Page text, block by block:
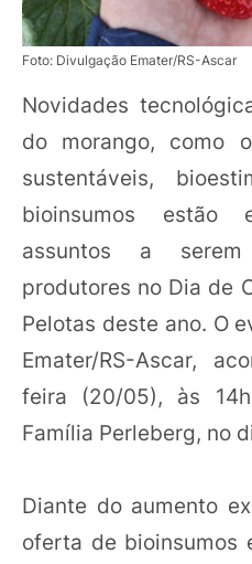
Foto: Divulgação Emater/RS-Ascar
Novidades
do morango, como
sustentáveis,
bioinsumos estão
assuntos a serem
produtores no Dia de
Pelotas deste ano. O
Emater/RS-Ascar,
feira (20/05), às
Família Perleberg, no
Diante do aumento
oferta de bioinsumos